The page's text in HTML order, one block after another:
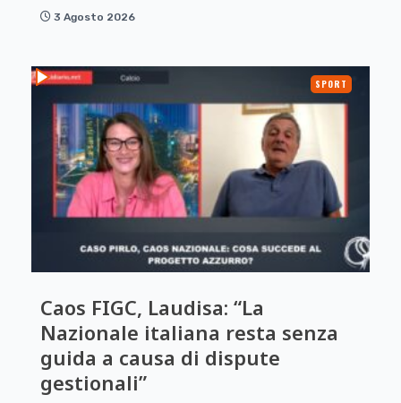
3 Agosto 2026
SPORT
Caos FIGC, Laudisa: “La
Nazionale italiana resta senza
guida a causa di dispute
gestionali”